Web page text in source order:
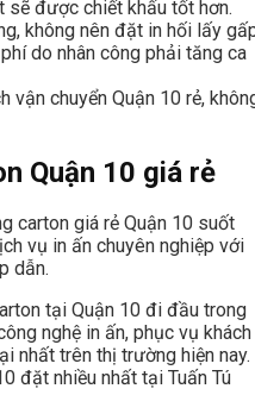
được chiết khấu tốt hơn.
không nên đặt in hối lấy
do nhân công phải tăng ca
vận chuyển Quận 10 rẻ,
Quận 10 giá rẻ
carton giá rẻ Quận 10 suốt
vụ in ấn chuyên nghiệp với
dẫn.
tại Quận 10 đi đầu trong
nghệ in ấn, phục vụ khách
nhất trên thị trường hiện nay.
đặt nhiều nhất tại Tuấn Tú